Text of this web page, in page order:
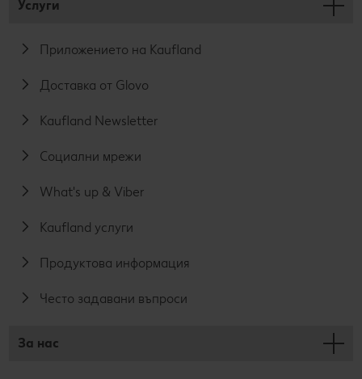
Услуги
Приложението на Kaufland
Доставка от Glovo
Kaufland Newsletter
Социални мрежи
What's up & Viber
Kaufland услуги
Продуктова информация
Често задавани въпроси
За нас